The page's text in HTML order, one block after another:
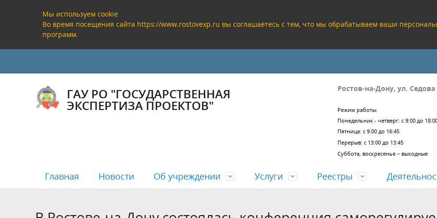
Мы используем cookie
Во время посещения сайта https://www.rostovexp.ru вы соглашаетесь с тем, что мы обрабатываем ваши
программ.
ГАУ РО "ГОСУДАРСТВЕННАЯ
ЭКСПЕРТИЗА ПРОЕКТОВ"
Ростов-на-Дону, ул.
Режим работы:
Понедельник - четверг: с 9:00 до
Пятница: с 9:00 до 16:45
Перерыв: с 13:00 до 13:45
Суббота, воскресенье – выходные
Главная Новости Об учреждении
Руководство Банковские реквизиты Учредительные документы
Услуги
Государственная экспертиза Проверка проектных решений
Согласование проектов
Реестры
Реестр заключений государственной
Реестр заключений проверки
ЕГРЗ
Полезная информация Анализ результатов работы Отчеты о деятельности